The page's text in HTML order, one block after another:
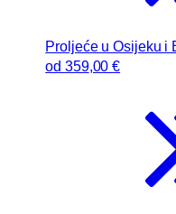
Proljeće u Osijeku i
od 359,00 €